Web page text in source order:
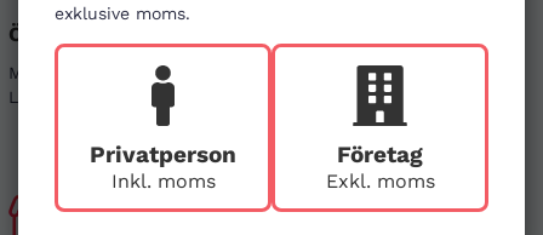
exklusive moms.
Privatperson
Inkl. moms
Företag
Exkl. moms
Öppettider
Mån - Fre 08-17
Lör & Sön - stängt
Besök